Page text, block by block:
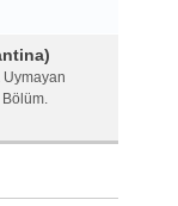
Bölüm.